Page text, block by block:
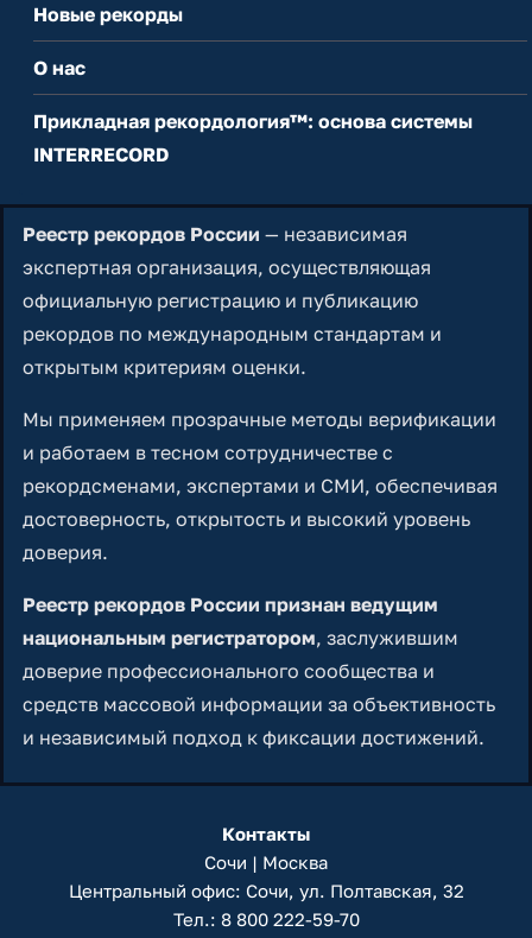
Новые рекорды
О нас
Прикладная рекордология™: основа системы
INTERRECORD
Реестр рекордов России — независимая
экспертная организация, осуществляющая
официальную регистрацию и публикацию
рекордов по международным стандартам и
открытым критериям оценки.
Мы применяем прозрачные методы верификации
и работаем в тесном сотрудничестве с
рекордсменами, экспертами и СМИ, обеспечивая
достоверность, открытость и высокий уровень
доверия.
Реестр рекордов России признан ведущим
национальным регистратором, заслужившим
доверие профессионального сообщества и
средств массовой информации за объективность
и независимый подход к фиксации достижений.
Контакты
Сочи | Москва
Центральный офис: Сочи, ул. Полтавская, 32
Тел.: 8 800 222-59-70